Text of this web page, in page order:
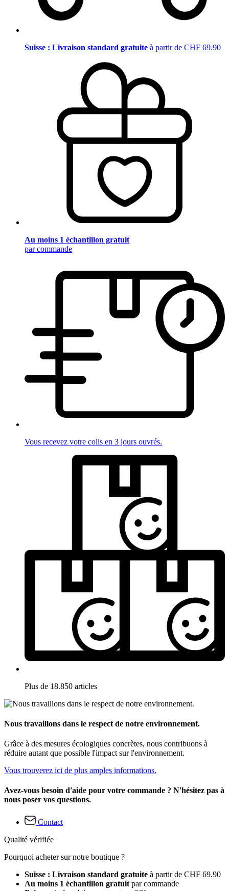
Suisse : Livraison standard gratuite à partir de CHF 69.90
Au moins 1 échantillon gratuit
par commande
Vous recevez votre colis en 3 jours ouvrés.
Plus de 18.850 articles
Nous travaillons dans le respect de notre environnement.
Grâce à des mesures écologiques concrètes, nous contribuons à
réduire autant que possible l'impact sur l'environnement.
Vous trouverez ici de plus amples informations.
Avez-vous besoin d'aide pour votre commande ? N'hésitez pas à
nous poser vos questions.
Contact
Qualité vérifiée
Pourquoi acheter sur notre boutique ?
Suisse : Livraison standard gratuite à partir de CHF 69.90
Au moins 1 échantillon gratuit par commande